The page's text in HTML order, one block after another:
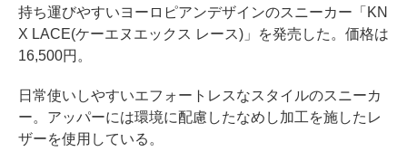
持ち運びやすいヨーロピアンデザインのスニーカー「KN
X LACE(ケーエヌエックス レース)」を発売した。価格は
16,500円。
日常使いしやすいエフォートレスなスタイルのスニーカ
ー。アッパーには環境に配慮したなめし加工を施したレ
ザーを使用している。